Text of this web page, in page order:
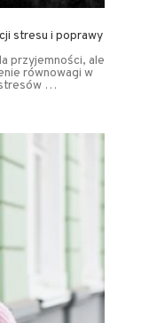
stresu i poprawy
przyjemności, ale
równowagi w
stresów …